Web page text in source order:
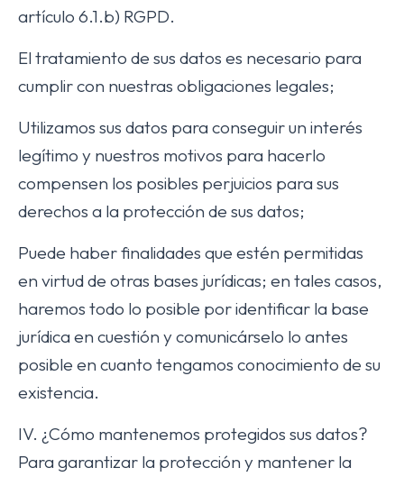
artículo 6.1.b) RGPD.
El tratamiento de sus datos es necesario para
cumplir con nuestras obligaciones legales;
Utilizamos sus datos para conseguir un interés
legítimo y nuestros motivos para hacerlo
compensen los posibles perjuicios para sus
derechos a la protección de sus datos;
Puede haber finalidades que estén permitidas
en virtud de otras bases jurídicas; en tales casos,
haremos todo lo posible por identificar la base
jurídica en cuestión y comunicárselo lo antes
posible en cuanto tengamos conocimiento de su
existencia.
IV. ¿Cómo mantenemos protegidos sus datos?
Para garantizar la protección y mantener la